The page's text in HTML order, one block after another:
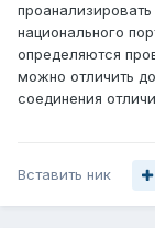
проанализировать
национального
определяются
можно отличить
соединения
Вставить ник